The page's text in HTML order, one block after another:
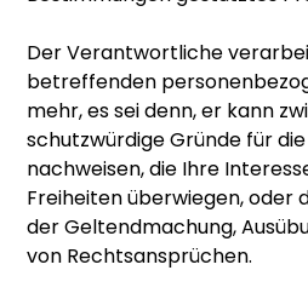
Der Verantwortliche
betreffenden
mehr, es sei denn, er kann
schutzwürdige Gründe für
nachweisen, die Ihre
Freiheiten überwiegen, oder
der Geltendmachung,
von Rechtsansprüchen.